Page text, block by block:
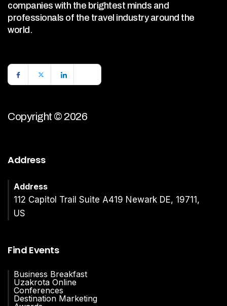
companies with the brightest minds and
professionals of the travel industry around the
world.
Copyright © 2026
Address
Address
112 Capitol Trail Suite A419 Newark DE, 19711,
US
Find Events
Business Breakfast
Uzakrota Online
Conferences
Destination Marketing